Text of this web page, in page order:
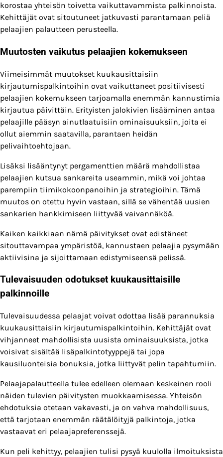
korostaa yhteisön toivetta vaikuttavammista palkinnoista.
Kehittäjät ovat sitoutuneet jatkuvasti parantamaan peliä
pelaajien palautteen perusteella.
Muutosten vaikutus pelaajien kokemukseen
Viimeisimmät muutokset kuukausittaisiin
kirjautumispalkintoihin ovat vaikuttaneet positiivisesti
pelaajien kokemukseen tarjoamalla enemmän kannustimia
kirjautua päivittäin. Erityisten jalokivien lisääminen antaa
pelaajille pääsyn ainutlaatuisiin ominaisuuksiin, joita ei
ollut aiemmin saatavilla, parantaen heidän
pelivaihtoehtojaan.
Lisäksi lisääntynyt pergamenttien määrä mahdollistaa
pelaajien kutsua sankareita useammin, mikä voi johtaa
parempiin tiimikokoonpanoihin ja strategioihin. Tämä
muutos on otettu hyvin vastaan, sillä se vähentää uusien
sankarien hankkimiseen liittyvää vaivannäköä.
Kaiken kaikkiaan nämä päivitykset ovat edistäneet
sitouttavampaa ympäristöä, kannustaen pelaajia pysymään
aktiivisina ja sijoittamaan edistymiseensä pelissä.
Tulevaisuuden odotukset kuukausittaisille
palkinnoille
Tulevaisuudessa pelaajat voivat odottaa lisää parannuksia
kuukausittaisiin kirjautumispalkintoihin. Kehittäjät ovat
vihjanneet mahdollisista uusista ominaisuuksista, jotka
voisivat sisältää lisäpalkintotyyppejä tai jopa
kausiluonteisia bonuksia, jotka liittyvät pelin tapahtumiin.
Pelaajapalautteella tulee edelleen olemaan keskeinen rooli
näiden tulevien päivitysten muokkaamisessa. Yhteisön
ehdotuksia otetaan vakavasti, ja on vahva mahdollisuus,
että tarjotaan enemmän räätälöityjä palkintoja, jotka
vastaavat eri pelaajapreferenssejä.
Kun peli kehittyy, pelaajien tulisi pysyä kuulolla ilmoituksista